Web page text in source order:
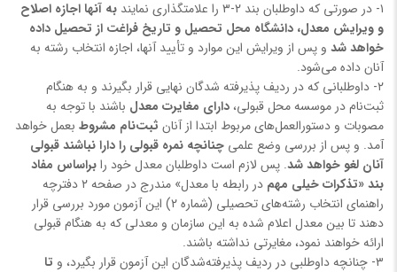
۱- در صورتی که داوطلبان بند ۲-۳ را علامتگذاری نمایند
به آنها اجازه اصلاح
و ویرایش معدل، دانشگاه محل تحصیل و تاریخ فراغت از تحصیل داده
خواهد شد و پس از ویرایش این موارد و تأیید آنها، اجازه انتخاب رشته به
آنان داده می‌شود.
۲- داوطلبانی که در ردیف پذیرفته شدگان نهایی قرار بگیرند و به هنگام
ثبت‌نام در موسسه محل قبولی، دارای مغایرت معدل باشند با توجه به
مصوبات و دستورالعمل‌های مربوط ابتدا از آنان ثبت‌نام مشروط بعمل خواهد
آمد. و پس از بررسی وضع علمی چنانچه نمره قبولی را دارا نباشند قبولی
آنان لغو خواهد شد. پس لازم است داوطلبان معدل خود رابراساس مفاد
بند «تذکرات خیلی مهم
در رابطه با معدل» مندرج در صفحه ۲ دفترچه
راهنمای انتخاب رشته‌های تحصیلی (شماره ۲) این آزمون مورد بررسی قرار
دهند تا بین معدل اعلام شده به این سازمان و معدلی که به هنگام قبولی
ارائه خواهند نمود، مغایرتی نداشته باشند.
۳- چنانچه داوطلبی در ردیف پذیرفته‌شدگان این آزمون قرار بگیرد، و
تا